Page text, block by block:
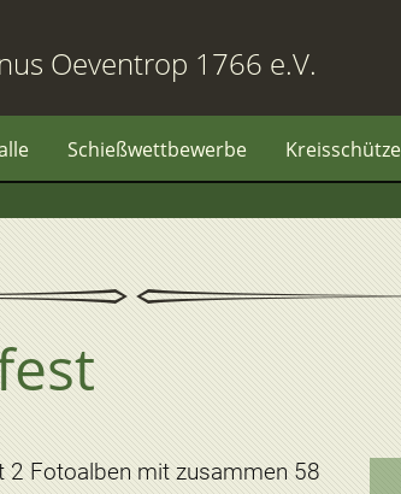
Oeventrop 1766 e.V.
Schießwettbewerbe
2 Fotoalben mit zusammen 58